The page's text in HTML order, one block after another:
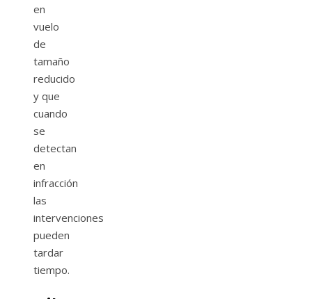
en
vuelo
de
tamaño
reducido
y que
cuando
se
detectan
en
infracción
las
intervenciones
pueden
tardar
tiempo.